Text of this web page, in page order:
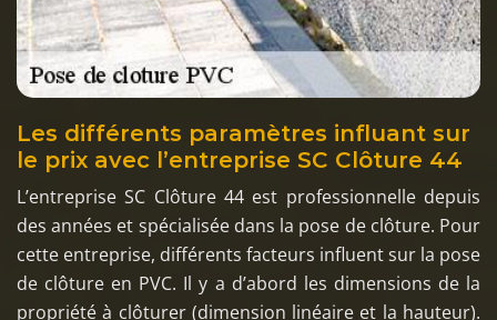
Les différents paramètres influant sur
le prix avec l’entreprise SC Clôture 44
L’entreprise SC Clôture 44 est professionnelle depuis
des années et spécialisée dans la pose de clôture. Pour
cette entreprise, différents facteurs influent sur la pose
de clôture en PVC. Il y a d’abord les dimensions de la
propriété à clôturer (dimension linéaire et la hauteur).